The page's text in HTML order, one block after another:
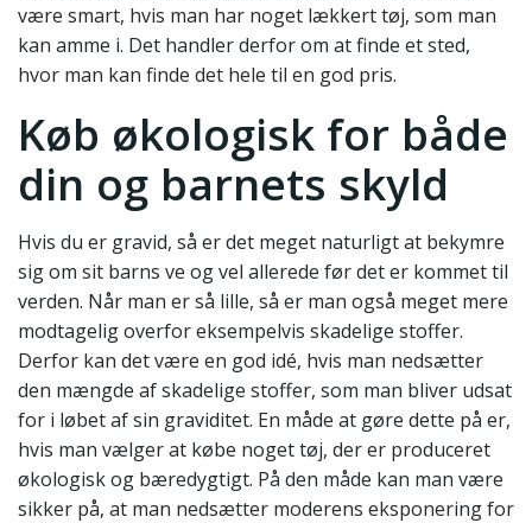
være smart, hvis man har noget lækkert tøj, som man
kan amme i. Det handler derfor om at finde et sted,
hvor man kan finde det hele til en god pris.
Køb økologisk for både
din og barnets skyld
Hvis du er gravid, så er det meget naturligt at bekymre
sig om sit barns ve og vel allerede før det er kommet til
verden. Når man er så lille, så er man også meget mere
modtagelig overfor eksempelvis skadelige stoffer.
Derfor kan det være en god idé, hvis man nedsætter
den mængde af skadelige stoffer, som man bliver udsat
for i løbet af sin graviditet. En måde at gøre dette på er,
hvis man vælger at købe noget tøj, der er produceret
økologisk og bæredygtigt. På den måde kan man være
sikker på, at man nedsætter moderens eksponering for